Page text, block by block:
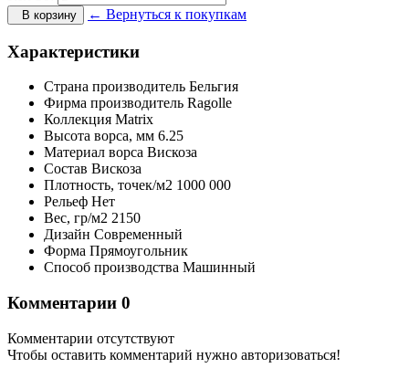
В корзину ← Вернуться к покупкам
Характеристики
Страна производитель Бельгия
Фирма производитель Ragolle
Коллекция Matrix
Высота ворса, мм 6.25
Материал ворса Вискоза
Состав Вискоза
Плотность, точек/м2 1000 000
Рельеф Нет
Вес, гр/м2 2150
Дизайн Современный
Форма Прямоугольник
Способ производства Машинный
Комментарии 0
Комментарии отсутствуют
Чтобы оставить комментарий нужно авторизоваться!